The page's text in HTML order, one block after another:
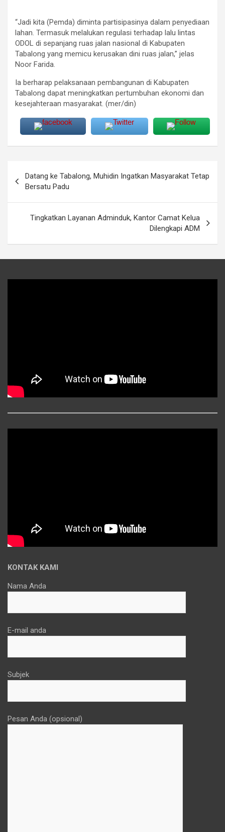
“Jadi kita (Pemda) diminta partisipasinya dalam penyediaan
lahan. Termasuk melalukan regulasi terhadap lalu lintas
ODOL di sepanjang ruas jalan nasional di Kabupaten
Tabalong yang memicu kerusakan dini ruas jalan,” jelas
Noor Farida.
Ia berharap pelaksanaan pembangunan di Kabupaten
Tabalong dapat meningkatkan pertumbuhan ekonomi dan
kesejahteraan masyarakat. (mer/din)
pos
Datang ke Tabalong, Muhidin Ingatkan Masyarakat Tetap
Bersatu Padu
Tingkatkan Layanan Adminduk, Kantor Camat Kelua
Dilengkapi ADM
KONTAK KAMI
Nama Anda
E-mail anda
Subjek
Pesan Anda (opsional)